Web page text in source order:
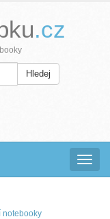
.cz
Hledej
notebooky